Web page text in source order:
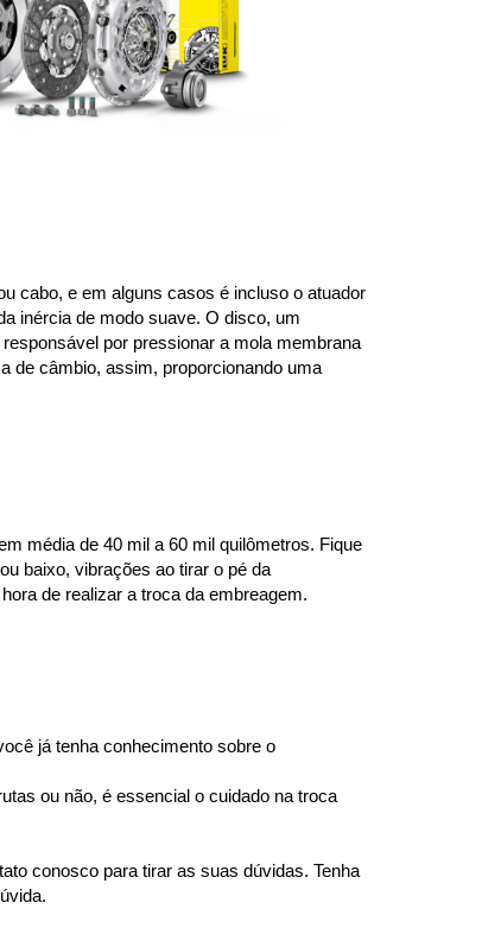
cabo, e em alguns casos é incluso o atuador
inércia de modo suave. O disco, um
por pressionar a mola membrana
de câmbio, assim, proporcionando uma
média de 40 mil a 60 mil quilômetros. Fique
baixo, vibrações ao tirar o pé da
de realizar a troca da embreagem.
já tenha conhecimento sobre o
ou não, é essencial o cuidado na troca
conosco para tirar as suas dúvidas. Tenha